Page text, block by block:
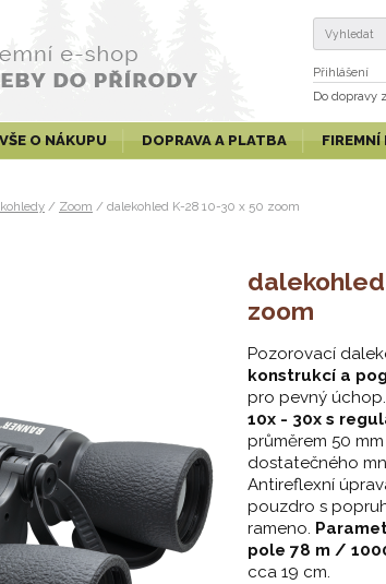
Přihlášení
Do dopravy
VŠE O NÁKUPU DOPRAVA A PLATBA FIREMNÍ
/ Zoom / dalekohled K-28 10-30 x 50 zoom
dalekohled
zoom
Pozorovací
konstrukcí a
pro pevný úchop.
10x - 30x s
průměrem 50
dostatečného
Antireflexní
pouzdro s
rameno.
pole 78 m /
cca 19 cm.